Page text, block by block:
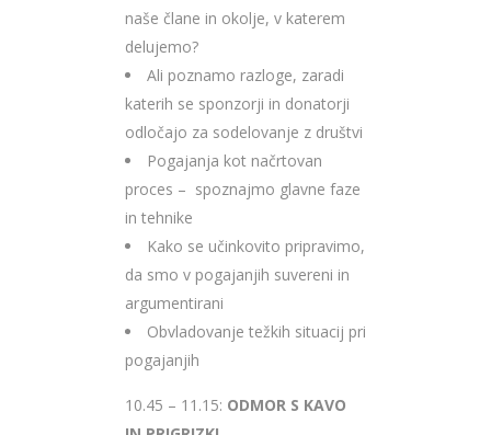
naše člane in okolje, v katerem
delujemo?
Ali poznamo razloge, zaradi
katerih se sponzorji in donatorji
odločajo za sodelovanje z društvi
Pogajanja kot načrtovan
proces – spoznajmo glavne faze
in tehnike
Kako se učinkovito pripravimo,
da smo v pogajanjih suvereni in
argumentirani
Obvladovanje težkih situacij pri
pogajanjih
10.45 – 11.15: ODMOR S KAVO